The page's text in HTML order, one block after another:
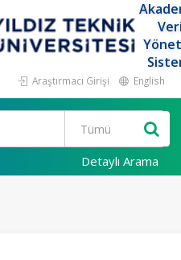
Araştırmacı Girişi English
Detaylı Arama